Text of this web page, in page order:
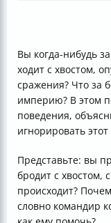
Вы когда-нибудь
ходит с хвостом,
сражения? Что за
империю? В этом
поведения,
игнорировать этот
Представьте: вы
бродит с хвостом,
происходит?
словно командир